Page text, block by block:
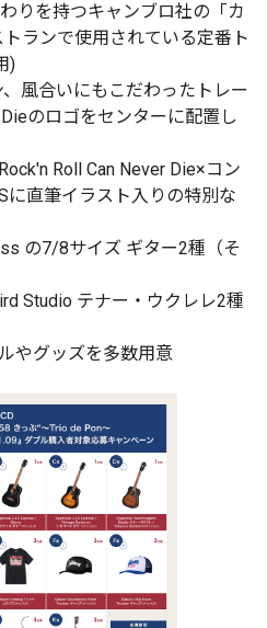
りを持つキャンブロ社の「カ
ランで使用されている定番ト
)
風合いにもこだわったトレー
のロゴをセンターに配置し
Roll Can Never Die×コン
に直筆イラスト入りの特別な
の7/8サイズ ギター2種（そ
Studio テナー・ウクレレ2種
やグッズを多数用意